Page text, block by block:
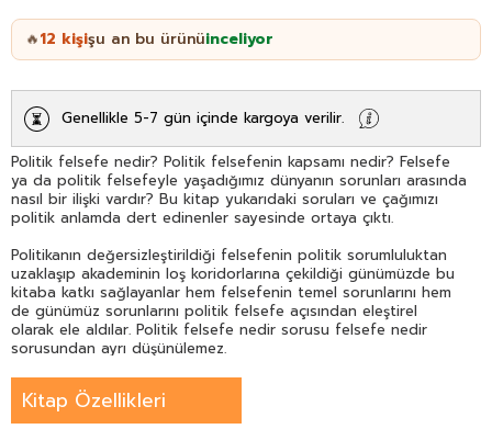
🔥12 kişişu an bu ürünüinceliyor
Genellikle 5-7 gün içinde kargoya verilir.
Politik felsefe nedir? Politik felsefenin kapsamı nedir? Felsefe
ya da politik felsefeyle yaşadığımız dünyanın sorunları arasında
nasıl bir ilişki vardır? Bu kitap yukarıdaki soruları ve çağımızı
politik anlamda dert edinenler sayesinde ortaya çıktı.
Politikanın değersizleştirildiği felsefenin politik sorumluluktan
uzaklaşıp akademinin loş koridorlarına çekildiği günümüzde bu
kitaba katkı sağlayanlar hem felsefenin temel sorunlarını hem
de günümüz sorunlarını politik felsefe açısından eleştirel
olarak ele aldılar. Politik felsefe nedir sorusu felsefe nedir
sorusundan ayrı düşünülemez.
çabasından ayrı ve bağımsız bir politik felsefeden söz
edilemez.
Kitap Özellikleri